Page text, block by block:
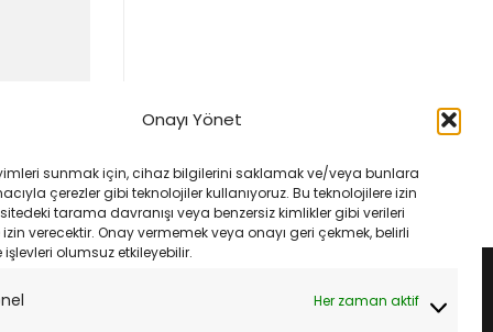
Onayı Yönet
sunmak için, cihaz bilgilerini saklamak ve/veya bunlara
çerezler gibi teknolojiler kullanıyoruz. Bu teknolojilere izin
tarama davranışı veya benzersiz kimlikler gibi verileri
verecektir. Onay vermemek veya onayı geri çekmek, belirli
işlevleri olumsuz etkileyebilir.
Her zaman aktif